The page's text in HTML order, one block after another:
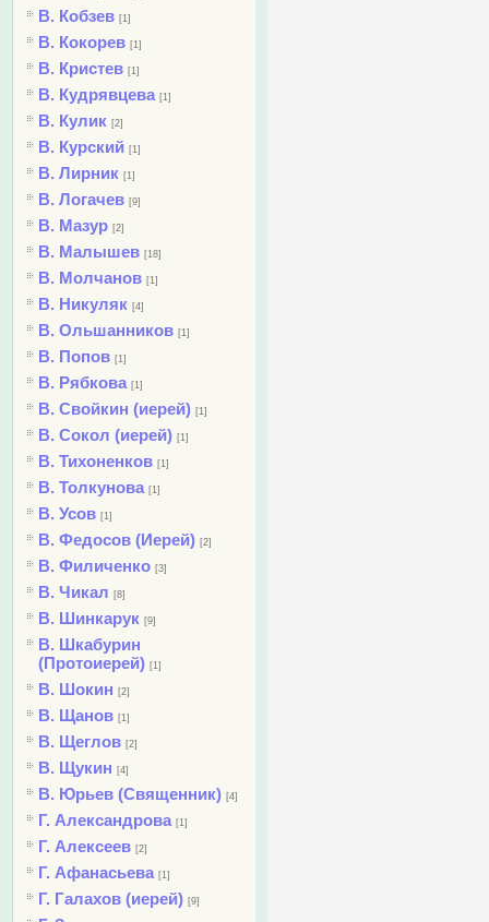
В. Кобзев [1]
В. Кокорев [1]
В. Кристев [1]
В. Кудрявцева [1]
В. Кулик [2]
В. Курский [1]
В. Лирник [1]
В. Логачев [9]
В. Мазур [2]
В. Малышев [18]
В. Молчанов [1]
В. Никуляк [4]
В. Ольшанников [1]
В. Попов [1]
В. Рябкова [1]
В. Свойкин (иерей) [1]
В. Сокол (иерей) [1]
В. Тихоненков [1]
В. Толкунова [1]
В. Усов [1]
В. Федосов (Иерей) [2]
В. Филиченко [3]
В. Чикал [8]
В. Шинкарук [9]
В. Шкабурин
(Протоиерей) [1]
В. Шокин [2]
В. Щанов [1]
В. Щеглов [2]
В. Щукин [4]
В. Юрьев (Священник) [4]
Г. Александрова [1]
Г. Алексеев [2]
Г. Афанасьева [1]
Г. Галахов (иерей) [9]